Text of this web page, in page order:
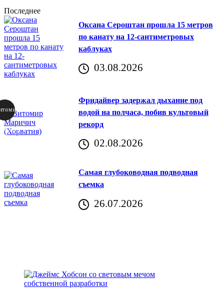
Последнее
Оксана Сероштан прошла 15 метров
по канату на 12-сантиметровых
каблуках
03.08.2026
Фридайвер задержал дыхание под
водой на полчаса, побив культовый
рекорд
02.08.2026
Самая глубоководная подводная
съемка
26.07.2026